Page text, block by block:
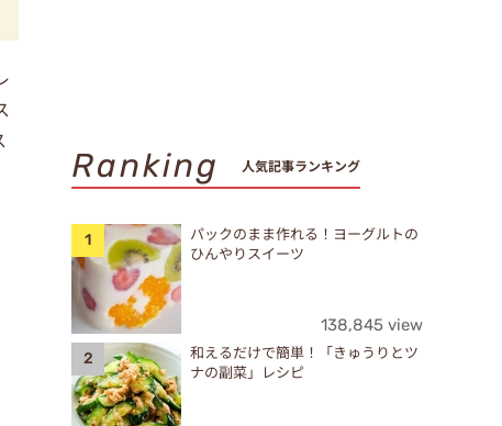
Ranking 人気記事ランキング
パックのまま作れる！ヨーグルトの
ひんやりスイーツ
138,845 view
和えるだけで簡単！「きゅうりとツ
ナの副菜」レシピ